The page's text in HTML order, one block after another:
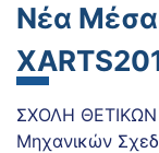
Νέα
ΣΧΟΛΗ
Μηχανικών